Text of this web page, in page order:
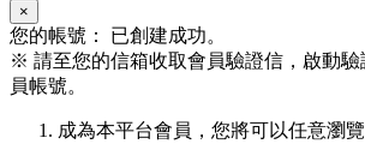
×
您的帳號：
已創建成功。
※ 請至您的信箱收取會員驗證信，啟動
員帳號。
成為本平台會員，您將可以任意瀏